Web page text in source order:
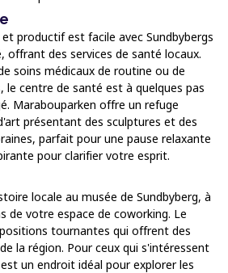
productif est facile avec Sundbybergs
offrant des services de santé locaux.
soins médicaux de routine ou de
le centre de santé est à quelques pas
Marabouparken offre un refuge
présentant des sculptures et des
parfait pour une pause relaxante
pour clarifier votre esprit.
locale au musée de Sundbyberg, à
de votre espace de coworking. Le
tournantes qui offrent des
la région. Pour ceux qui s'intéressent
un endroit idéal pour explorer les